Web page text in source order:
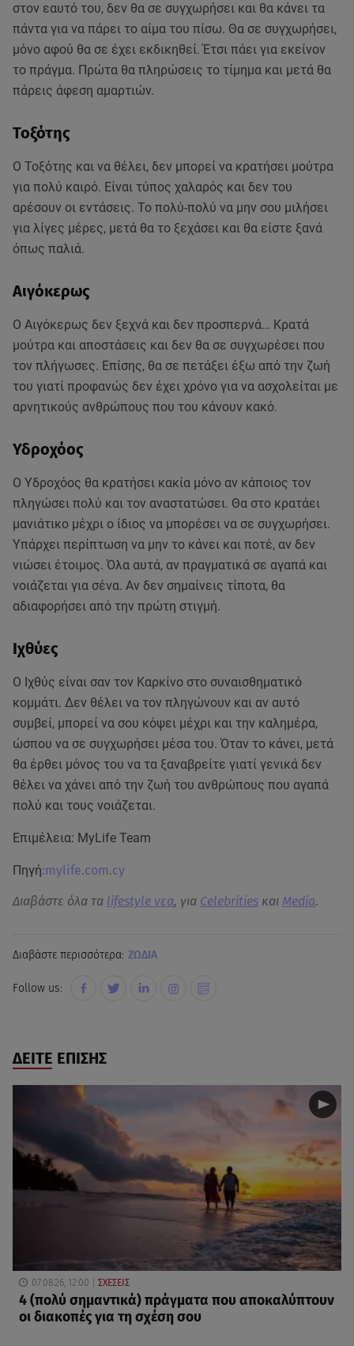
στον εαυτό του, δεν θα σε συγχωρήσει και θα κάνει τα
πάντα για να πάρει το αίμα του πίσω. Θα σε συγχωρήσει,
μόνο αφού θα σε έχει εκδικηθεί. Έτσι πάει για εκείνον
το πράγμα. Πρώτα θα πληρώσεις το τίμημα και μετά θα
πάρεις άφεση αμαρτιών.
Τοξότης
Ο Τοξότης και να θέλει, δεν μπορεί να κρατήσει μούτρα
για πολύ καιρό. Είναι τύπος χαλαρός και δεν του
αρέσουν οι εντάσεις. Το πολύ-πολύ να μην σου μιλήσει
για λίγες μέρες, μετά θα το ξεχάσει και θα είστε ξανά
όπως παλιά.
Αιγόκερως
Ο Αιγόκερως δεν ξεχνά και δεν προσπερνά… Κρατά
μούτρα και αποστάσεις και δεν θα σε συγχωρέσει που
τον πλήγωσες. Επίσης, θα σε πετάξει έξω από την ζωή
του γιατί προφανώς δεν έχει χρόνο για να ασχολείται με
αρνητικούς ανθρώπους που του κάνουν κακό.
Υδροχόος
Ο Υδροχόος θα κρατήσει κακία μόνο αν κάποιος τον
πληγώσει πολύ και τον αναστατώσει. Θα στο κρατάει
μανιάτικο μέχρι ο ίδιος να μπορέσει να σε συγχωρήσει.
Υπάρχει περίπτωση να μην το κάνει και ποτέ, αν δεν
νιώσει έτοιμος. Όλα αυτά, αν πραγματικά σε αγαπά και
νοιάζεται για σένα. Αν δεν σημαίνεις τίποτα, θα
αδιαφορήσει από την πρώτη στιγμή.
Ιχθύες
Ο Ιχθύς είναι σαν τον Καρκίνο στο συναισθηματικό
κομμάτι. Δεν θέλει να τον πληγώνουν και αν αυτό
συμβεί, μπορεί να σου κόψει μέχρι και την καλημέρα,
ώσπου να σε συγχωρήσει μέσα του. Όταν το κάνει, μετά
θα έρθει μόνος του να τα ξαναβρείτε γιατί γενικά δεν
θέλει να χάνει από την ζωή του ανθρώπους που αγαπά
πολύ και τους νοιάζεται.
Επιμέλεια: MyLife Team
Πηγή:mylife.com.cy
Διαβάστε όλα τα lifestyle νεα, για Celebrities και Media.
Διαβάστε περισσότερα: ΖΩΔΙΑ
Follow us:
ΔΕΙΤΕ ΕΠΙΣΗΣ
07.08.26, 12:00 ΣΧΕΣΕΙΣ
4 (πολύ σημαντικά) πράγματα που αποκαλύπτουν
οι διακοπές για τη σχέση σου